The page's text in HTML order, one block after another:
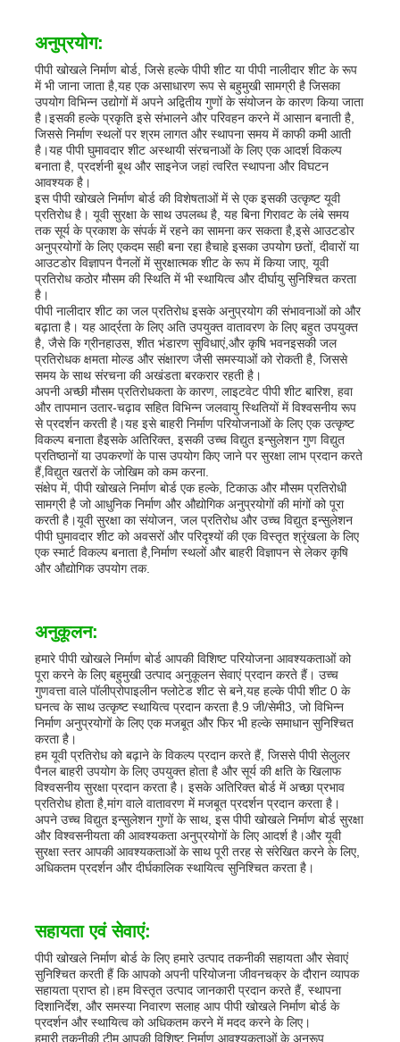
अनुप्रयोग:
पीपी खोखले निर्माण बोर्ड, जिसे हल्के पीपी शीट या पीपी नालीदार शीट के रूप
में भी जाना जाता है,यह एक असाधारण रूप से बहुमुखी सामग्री है जिसका
उपयोग विभिन्न उद्योगों में अपने अद्वितीय गुणों के संयोजन के कारण किया जाता
है।इसकी हल्के प्रकृति इसे संभालने और परिवहन करने में आसान बनाती है,
जिससे निर्माण स्थलों पर श्रम लागत और स्थापना समय में काफी कमी आती
है।यह पीपी घुमावदार शीट अस्थायी संरचनाओं के लिए एक आदर्श विकल्प
बनाता है, प्रदर्शनी बूथ और साइनेज जहां त्वरित स्थापना और विघटन
आवश्यक है।
इस पीपी खोखले निर्माण बोर्ड की विशेषताओं में से एक इसकी उत्कृष्ट यूवी
प्रतिरोध है। यूवी सुरक्षा के साथ उपलब्ध है, यह बिना गिरावट के लंबे समय
तक सूर्य के प्रकाश के संपर्क में रहने का सामना कर सकता है,इसे आउटडोर
अनुप्रयोगों के लिए एकदम सही बना रहा हैचाहे इसका उपयोग छतों, दीवारों या
आउटडोर विज्ञापन पैनलों में सुरक्षात्मक शीट के रूप में किया जाए, यूवी
प्रतिरोध कठोर मौसम की स्थिति में भी स्थायित्व और दीर्घायु सुनिश्चित करता
है।
पीपी नालीदार शीट का जल प्रतिरोध इसके अनुप्रयोग की संभावनाओं को और
बढ़ाता है। यह आर्द्रता के लिए अति उपयुक्त वातावरण के लिए बहुत उपयुक्त
है, जैसे कि ग्रीनहाउस, शीत भंडारण सुविधाएं,और कृषि भवनइसकी जल
प्रतिरोधक क्षमता मोल्ड और संक्षारण जैसी समस्याओं को रोकती है, जिससे
समय के साथ संरचना की अखंडता बरकरार रहती है।
अपनी अच्छी मौसम प्रतिरोधकता के कारण, लाइटवेट पीपी शीट बारिश, हवा
और तापमान उतार-चढ़ाव सहित विभिन्न जलवायु स्थितियों में विश्वसनीय रूप
से प्रदर्शन करती है।यह इसे बाहरी निर्माण परियोजनाओं के लिए एक उत्कृष्ट
विकल्प बनाता हैइसके अतिरिक्त, इसकी उच्च विद्युत इन्सुलेशन गुण विद्युत
प्रतिष्ठानों या उपकरणों के पास उपयोग किए जाने पर सुरक्षा लाभ प्रदान करते
हैं,विद्युत खतरों के जोखिम को कम करना.
संक्षेप में, पीपी खोखले निर्माण बोर्ड एक हल्के, टिकाऊ और मौसम प्रतिरोधी
सामग्री है जो आधुनिक निर्माण और औद्योगिक अनुप्रयोगों की मांगों को पूरा
करती है।यूवी सुरक्षा का संयोजन, जल प्रतिरोध और उच्च विद्युत इन्सुलेशन
पीपी घुमावदार शीट को अवसरों और परिदृश्यों की एक विस्तृत श्रृंखला के लिए
एक स्मार्ट विकल्प बनाता है,निर्माण स्थलों और बाहरी विज्ञापन से लेकर कृषि
और औद्योगिक उपयोग तक.
अनुकूलन:
हमारे पीपी खोखले निर्माण बोर्ड आपकी विशिष्ट परियोजना आवश्यकताओं को
पूरा करने के लिए बहुमुखी उत्पाद अनुकूलन सेवाएं प्रदान करते हैं। उच्च
गुणवत्ता वाले पॉलीप्रोपाइलीन फ्लोटेड शीट से बने,यह हल्के पीपी शीट 0 के
घनत्व के साथ उत्कृष्ट स्थायित्व प्रदान करता है.9 जी/सेमी3, जो विभिन्न
निर्माण अनुप्रयोगों के लिए एक मजबूत और फिर भी हल्के समाधान सुनिश्चित
करता है।
हम यूवी प्रतिरोध को बढ़ाने के विकल्प प्रदान करते हैं, जिससे पीपी सेलुलर
पैनल बाहरी उपयोग के लिए उपयुक्त होता है और सूर्य की क्षति के खिलाफ
विश्वसनीय सुरक्षा प्रदान करता है। इसके अतिरिक्त बोर्ड में अच्छा प्रभाव
प्रतिरोध होता है,मांग वाले वातावरण में मजबूत प्रदर्शन प्रदान करता है।
अपने उच्च विद्युत इन्सुलेशन गुणों के साथ, इस पीपी खोखले निर्माण बोर्ड सुरक्षा
और विश्वसनीयता की आवश्यकता अनुप्रयोगों के लिए आदर्श है।और यूवी
सुरक्षा स्तर आपकी आवश्यकताओं के साथ पूरी तरह से संरेखित करने के लिए,
अधिकतम प्रदर्शन और दीर्घकालिक स्थायित्व सुनिश्चित करता है।
सहायता एवं सेवाएं:
पीपी खोखले निर्माण बोर्ड के लिए हमारे उत्पाद तकनीकी सहायता और सेवाएं
सुनिश्चित करती हैं कि आपको अपनी परियोजना जीवनचक्र के दौरान व्यापक
सहायता प्राप्त हो।हम विस्तृत उत्पाद जानकारी प्रदान करते हैं, स्थापना
दिशानिर्देश, और समस्या निवारण सलाह आप पीपी खोखले निर्माण बोर्ड के
प्रदर्शन और स्थायित्व को अधिकतम करने में मदद करने के लिए।
हमारी तकनीकी टीम आपकी विशिष्ट निर्माण आवश्यकताओं के अनुरूप